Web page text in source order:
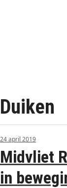
Duiken
24 april 2019
Midvliet
in